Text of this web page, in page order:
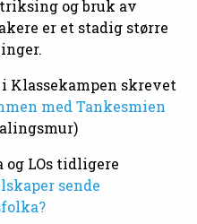
og bruk av
er et stadig større
Klassekampen skrevet
med Tankesmien
og LOs tidligere
sende